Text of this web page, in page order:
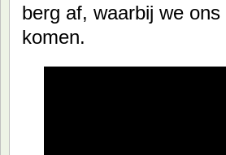
berg af, waarbij we
komen.